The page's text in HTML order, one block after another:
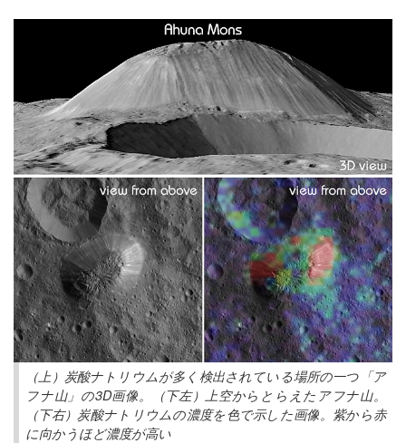
（上）炭酸ナトリウムが多く検出されている場所の一つ「ア
フナ山」の3D画像。（下左）上空からとらえたアフナ山。
（下右）炭酸ナトリウムの濃度を色で示した画像。紫から赤
に向かうほど濃度が高い